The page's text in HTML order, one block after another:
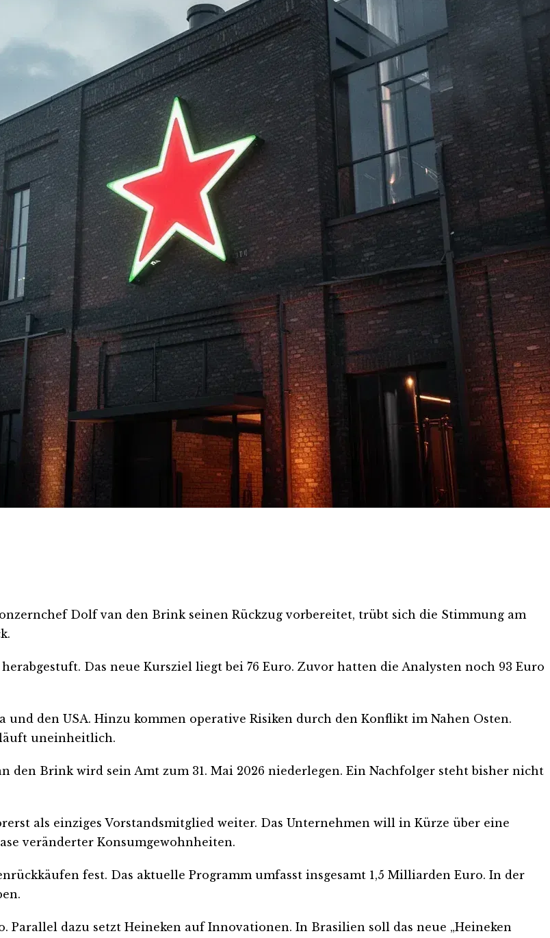
Dolf van den Brink seinen Rückzug vorbereitet, trübt sich die Stimmung am
Das neue Kursziel liegt bei 76 Euro. Zuvor hatten die Analysten noch 93 Euro
und den USA. Hinzu kommen operative Risiken durch den Konflikt im Nahen Osten.
uneinheitlich.
den Brink wird sein Amt zum 31. Mai 2026 niederlegen. Ein Nachfolger steht bisher nicht
als einziges Vorstandsmitglied weiter. Das Unternehmen will in Kürze über eine
veränderter Konsumgewohnheiten.
fest. Das aktuelle Programm umfasst insgesamt 1,5 Milliarden Euro. In der
Parallel dazu setzt Heineken auf Innovationen. In Brasilien soll das neue „Heineken